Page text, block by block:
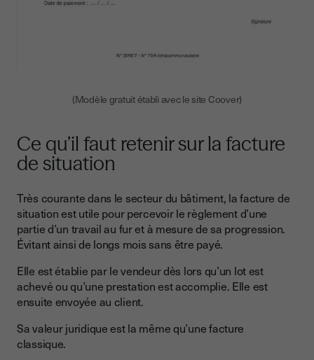
(Modèle gratuit établi avec le site Coover)
Ce qu’il faut retenir sur la facture
de situation
Très courante dans le secteur du bâtiment, la facture de
situation est utile pour percevoir le règlement d’une
partie d’un travail au fur et à mesure de sa progression.
Évitant ainsi de longs mois sans être payé.
Elle est établie par le vendeur dès lors qu’un lot est
achevé ou qu’une prestation est accomplie. Elle est
ensuite envoyée au client.
Sa valeur juridique est la même qu’une facture
classique.